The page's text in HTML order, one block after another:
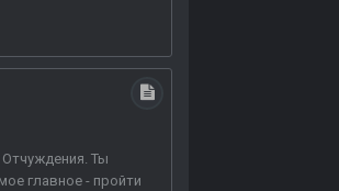
Ты
главное - пройти